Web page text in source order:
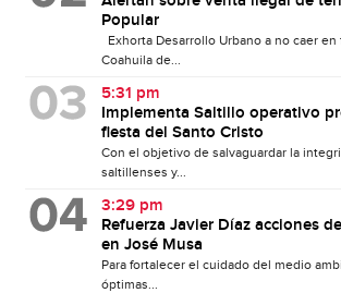
Popular
Exhorta Desarrollo Urbano a no caer en
Coahuila de...
5:31 pm
Implementa Saltillo operativo
fiesta del Santo Cristo
Con el objetivo de salvaguardar la
saltillenses y...
3:29 pm
Refuerza Javier Díaz acciones
en José Musa
Para fortalecer el cuidado del medio
óptimas...